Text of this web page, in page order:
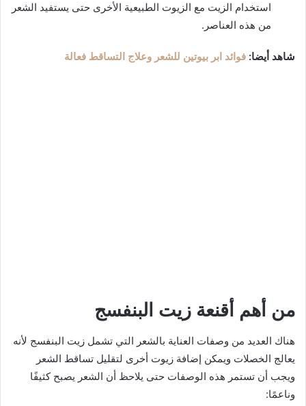
استخدام الزيت مع الزيوت الطبيعية الأخرى حتى يستفيد الشعر
من هذه العناصر.
شاهد أيضا: فوائد ابر بيوتين للشعر وعلاج التساقط فعالة
من أهم أقنعة زيت البنفسج
هناك العديد من وصفات العناية بالشعر التي تشمل زيت البنفسج لأنه
يعالج الخصلات ويمكن إضافة زيوت أخرى لتقليل تساقط الشعر
ويجب أن تستمر هذه الوصفات حتى يلاحظ أن الشعر يصبح كثيفًا
وناعمًا: